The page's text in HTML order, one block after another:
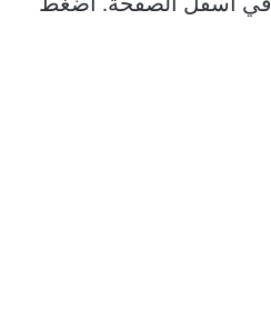
في أسفل الصفحة. اضغط